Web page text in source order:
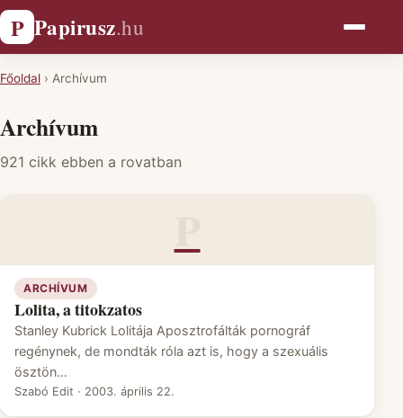
P Papirusz.hu
Főoldal › Archívum
Archívum
921 cikk ebben a rovatban
ARCHÍVUM
Lolita, a titokzatos
Stanley Kubrick Lolitája Aposztrofálták pornográf
regénynek, de mondták róla azt is, hogy a szexuális
ösztön…
Szabó Edit · 2003. április 22.